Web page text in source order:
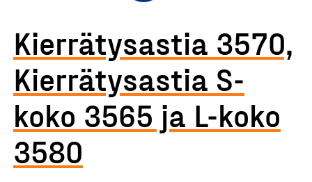
Kierrätysastia 3570,
Kierrätysastia S-
koko 3565 ja L-koko
3580